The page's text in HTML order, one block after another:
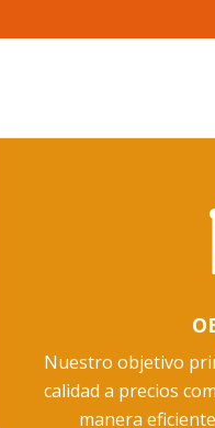
Nuestro objetivo
calidad a precios
manera